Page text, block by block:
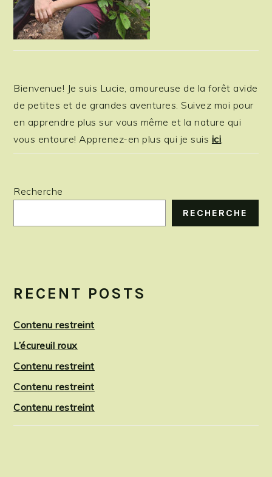
Bienvenue! Je suis Lucie, amoureuse de la forêt avide
de petites et de grandes aventures. Suivez moi pour
en apprendre plus sur vous même et la nature qui
vous entoure! Apprenez-en plus qui je suis ici
Recherche
RECHERCHE
RECENT POSTS
Contenu restreint
L’écureuil roux
Contenu restreint
Contenu restreint
Contenu restreint